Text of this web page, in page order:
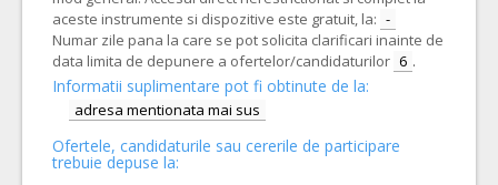
aceste instrumente si dispozitive este gratuit, la: -
Numar zile pana la care se pot solicita clarificari inainte de
data limita de depunere a ofertelor/candidaturilor 6 .
Informatii suplimentare pot fi obtinute de la:
adresa mentionata mai sus
Ofertele, candidaturile sau cererile de participare
trebuie depuse la: